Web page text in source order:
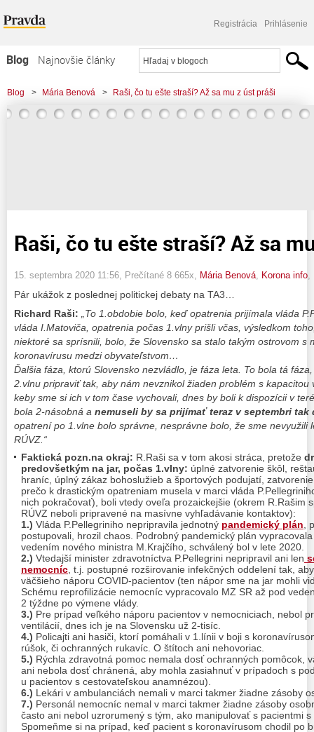
Registrácia Prihlásenie
Blog
Najnovšie články
Najčítanejšie články
Najkomentovanejšie články
Blog > Mária Benová > Raši, čo tu ešte straší? Až sa mu z úst práši
Raši, čo tu ešte straší? Až sa
15. septembra 2020 11:56 , Prečítané 8 665x, Mária Benová Korona info
Pár ukážok z poslednej politickej debaty na TA3…
Richard Raši:
„To 1.obdobie bolo, keď opatrenia prijímala vláda
vláda I.Matoviča, opatrenia počas 1.vlny prišli včas, výsledkom
niektoré sa sprísnili, bolo, že Slovensko sa stalo takým ostrovom s
koronavírusu medzi obyvateľstvom…
Ďalšia fáza, ktorú Slovensko nezvládlo, je fáza leta. To bola tá
2.vlnu pripraviť tak, aby nám nevznikol žiaden problém s kapacitou
keby sme si ich v tom čase vychovali, dnes by boli k dispozícii v
bola 2-násobná a nemuseli by sa prijímať teraz v septembri tak
opatrení po 1.vlne bolo správne, nesprávne bolo, že sme nevyužili
RÚVZ.“
Faktická pozn.na okraj: R.Raši sa v tom akosi stráca, pretože
predovšetkým na jar, počas 1.vlny: úplné zatvorenie škôl,
hraníc, úplný zákaz bohoslužieb a športových podujatí,
prečo k drastickým opatreniam musela v marci vláda
nich pokračovať), boli vtedy oveľa prozaickejšie (okrem R.Rašim
RÚVZ neboli pripravené na masívne vyhľadávanie kontaktov):
1.) Vláda P.Pellegriniho nepripravila jednotný pandemický plán ,
postupovali, hrozil chaos. Podrobný pandemický plán
vedením nového ministra M.Krajčího, schválený bol v lete 2020.
2.) Vtedajší minister zdravotníctva P.Pellegrini nepripravil ani len
nemocníc , t.j. postupné rozširovanie infekčných oddelení tak,
väčšieho náporu COVID-pacientov (ten nápor sme na jar mohli
Schému reprofilizácie nemocníc vypracovalo MZ SR až pod
2 týždne po výmene vlády.
3.) Pre prípad veľkého náporu pacientov v nemocniciach, nebol
ventilácií, dnes ich je na Slovensku už 2-tisíc.
4.) Policajti ani hasiči, ktorí pomáhali v 1.línii v boji s
rúšok, či ochranných rukavíc. O štítoch ani nehovoriac.
5.) Rýchla zdravotná pomoc nemala dosť ochranných pomôcok,
ani nebola dosť chránená, aby mohla zasiahnuť v prípadoch s
u pacientov s cestovateľskou anamnézou).
6.) Lekári v ambulanciách nemali v marci takmer žiadne zásoby
7.) Personál nemocníc nemal v marci takmer žiadne zásoby
často ani nebol uzrorumený s tým, ako manipulovať s pacientmi
Spomeňme si na prípad, keď pacient s koronavírusom chodil po